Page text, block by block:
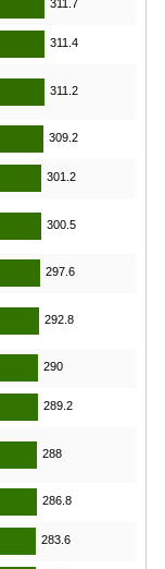
311.7
311.4
311.2
309.2
301.2
300.5
297.6
292.8
290
289.2
288
286.8
283.6